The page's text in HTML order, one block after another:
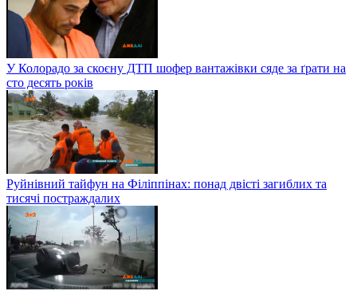
У Колорадо за скоєну ДТП шофер вантажівки сяде за ґрати на
сто десять років
Руйнівний тайфун на Філіппінах: понад двісті загиблих та
тисячі постраждалих